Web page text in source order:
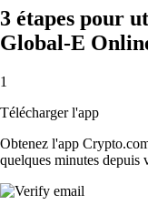
3 étapes pour
Global-E
1
Télécharger l'app
Obtenez l'app
quelques minutes depuis